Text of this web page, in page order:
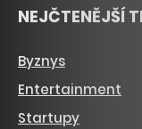
NEJČTENĚJŠÍ
Byznys
Entertainment
Startupy